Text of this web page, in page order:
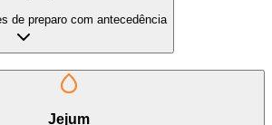
de preparo com antecedência
Jejum